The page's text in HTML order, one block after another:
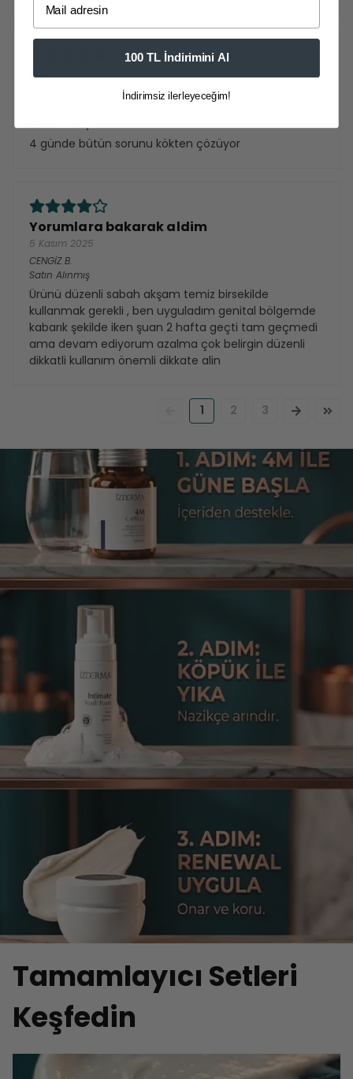
Harika
4 günde bütün sorunu kökten çözüyor
Yorumlara bakarak aldim
5 Kasım 2025
CENGİZ B.
Satın Alınmış
Ürünü düzenli sabah akşam temiz birsekilde
kullanmak gerekli , ben uyguladım genital bölgemde
kabarık şekilde iken şuan 2 hafta geçti tam geçmedi
ama devam ediyorum azalma çok belirgin düzenli
dikkatli kullanım önemli dikkate alin
1 2 3
Tamamlayıcı Setleri
Keşfedin
100 TL İndirimini Al
İndirimsiz ilerleyeceğim!